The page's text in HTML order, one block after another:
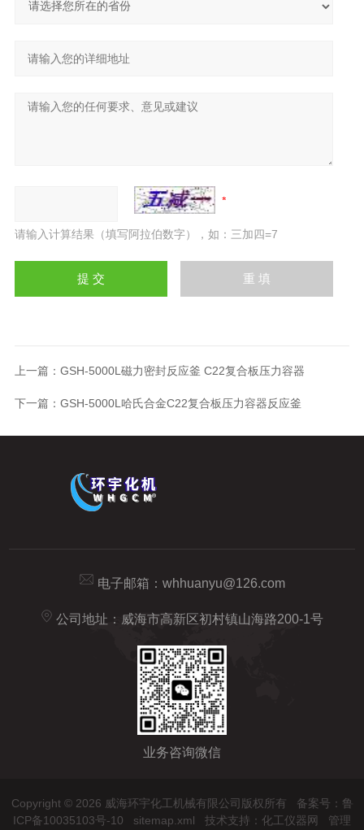
请输入计算结果（填写阿拉伯数字），如：三加四=7
上一篇： GSH-5000L磁力密封反应釜 C22复合板压力容器
下一篇： GSH-5000L哈氏合金C22复合板压力容器反应釜
电子邮箱： whhuanyu@126.com
公司地址：威海市高新区初村镇山海路200-1号
业务咨询微信
Copyright © 2026 威海环宇化工机械有限公司版权所有 备案号：鲁
ICP备10035103号-10
sitemap.xml 技术支持： 化工仪器网 管理